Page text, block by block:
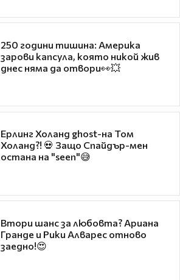
250 години тишина: Америка
зарови капсула, която никой жив
днес няма да отвори👀💥
Ерлинг Холанд ghost-на Том
Холанд?! 💀 Защо Спайдър-мен
остана на "seen"😅
Втори шанс за любовта? Ариана
Гранде и Рики Алварес отново
заедно!😍